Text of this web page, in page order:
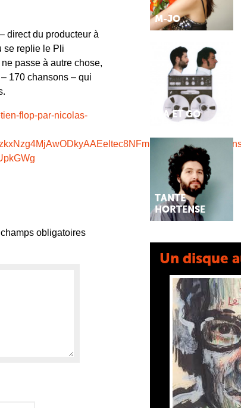
direct du producteur à
se replie le Pli
passe à autre chose,
170 chansons – qui
flop-par-nicolas-
champs obligatoires
M-JO
MA ET GO
TANTE
HORTENSE
Un disque